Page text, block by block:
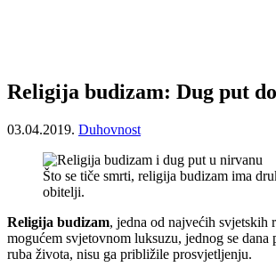
Religija budizam: Dug put
03.04.2019. Duhovnost
Što se tiče smrti, religija budizam ima
obitelji.
Religija budizam, jedna od najvećih svjetskih
mogućem svjetovnom luksuzu, jednog se
ruba života, nisu ga približile prosvjetljenju.